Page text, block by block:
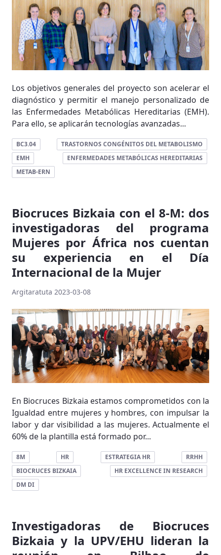
Los objetivos generales del proyecto son acelerar el
diagnóstico y permitir el manejo personalizado de
las Enfermedades Metabólicas Hereditarias (EMH).
Para ello, se aplicarán tecnologías avanzadas...
BC3.04
TRASTORNOS CONGÉNITOS DEL METABOLISMO
EMH
ENFERMEDADES METABÓLICAS HEREDITARIAS
METAB-ERN
Biocruces Bizkaia con el 8-M: dos
investigadoras del programa
Mujeres por África nos cuentan
su experiencia en el Día
Internacional de la Mujer
Argitaratuta 2023-03-08
En Biocruces Bizkaia estamos comprometidos con la
Igualdad entre mujeres y hombres, con impulsar la
labor y dar visibilidad a las mujeres. Actualmente el
60% de la plantilla está formado por...
8M HR ESTRATEGIA HR
RRHH
BIOCRUCES BIZKAIA
HR EXCELLENCE IN RESEARCH
DM DI
Investigadoras de Biocruces
Bizkaia y la UPV/EHU lideran la